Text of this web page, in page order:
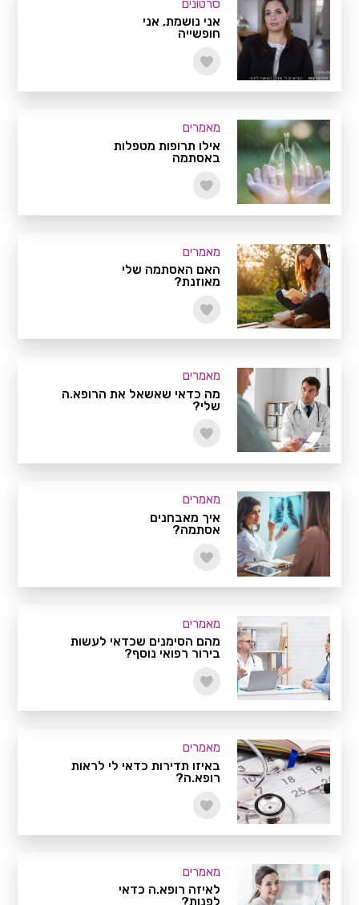
סרטונים
אני נושמת, אני
חופשייה
מאמרים
אילו תרופות מטפלות
באסתמה
מאמרים
האם האסתמה שלי
מאוזנת?
מאמרים
מה כדאי שאשאל את הרופא.ה
שלי?
מאמרים
איך מאבחנים
אסתמה?
מאמרים
מהם הסימנים שכדאי לעשות
בירור רפואי נוסף?
מאמרים
באיזו תדירות כדאי לי לראות
רופא.ה?
מאמרים
לאיזה רופא.ה כדאי
לפנות?